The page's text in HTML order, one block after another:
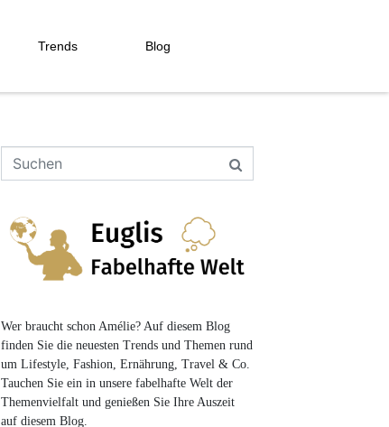
Trends Blog
Wer braucht schon Amélie? Auf diesem Blog
finden Sie die neuesten Trends und Themen rund
um Lifestyle, Fashion, Ernährung, Travel & Co.
Tauchen Sie ein in unsere fabelhafte Welt der
Themenvielfalt und genießen Sie Ihre Auszeit
auf diesem Blog.